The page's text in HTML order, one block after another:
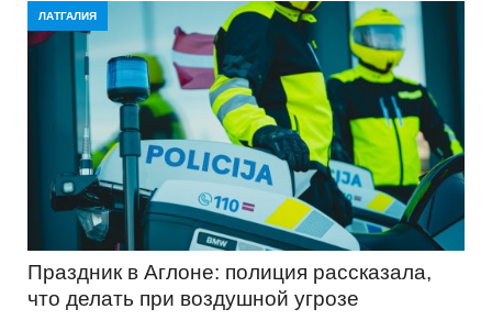
ЛАТГАЛИЯ
Праздник в Аглоне: полиция рассказала,
что делать при воздушной угрозе